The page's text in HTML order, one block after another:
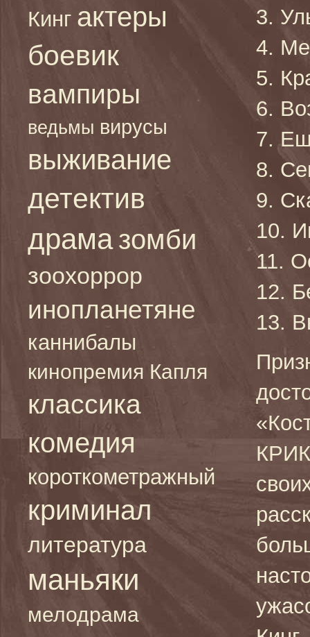
Кинг актеры
боевик
вампиры
ведьмы вирусы
выживание
детектив
драма зомби
зоохоррор
инопланетяне
каннибалы
кинопремия Капля
классика
комедия
короткометражный
криминал
литература
маньяки
мелодрама
3.
4.
5.
6.
7.
8.
9.
10.
11.
12.
13.